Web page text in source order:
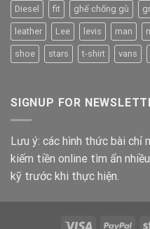
Diesel fit ghế chống gù
leather Lee levis man
shoe stars t-shirt vans
SIGNUP FOR
Lưu ý: các hình thức bài chỉ
kiếm tiền online tìm ẩn
kỹ trước khi thực hiện.